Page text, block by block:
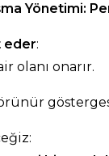
Yönetimi:
eder:
olanı onarır.